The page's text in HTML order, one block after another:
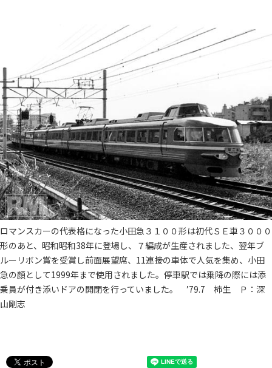
ロマンスカーの代表格になった小田急３１００形は初代ＳＥ車３０００
形のあと、昭和昭和38年に登場し、７編成が生産されました、翌年ブ
ルーリボン賞を受賞し前面展望席、11連接の車体で人気を集め、小田
急の顔として1999年まで使用されました。停車駅では乗降の際には添
乗員が付き添いドアの開閉を行っていました。 ’79.7 柿生 Ｐ：深
山剛志